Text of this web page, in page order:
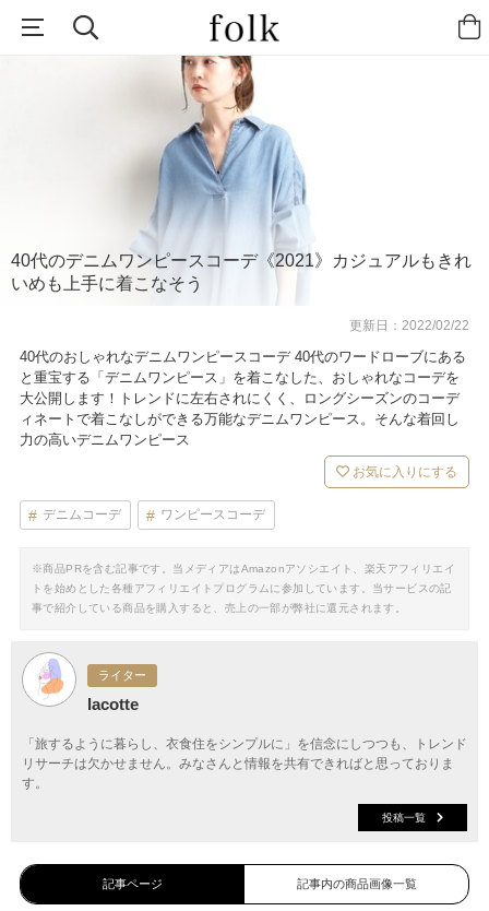
40代のデニムワンピースコーデ《2021》カジュアルもきれ
いめも上手に着こなそう
更新日：2022/02/22
40代のおしゃれなデニムワンピースコーデ 40代のワードローブにある
と重宝する「デニムワンピース」を着こなした、おしゃれなコーデを
大公開します！トレンドに左右されにくく、ロングシーズンのコーデ
ィネートで着こなしができる万能なデニムワンピース。そんな着回し
力の高いデニムワンピース
お気に入りにする
デニムコーデ ワンピースコーデ
※商品PRを含む記事です。当メディアはAmazonアソシエイト、楽天アフィリエイ
トを始めとした各種アフィリエイトプログラムに参加しています。当サービスの記
事で紹介している商品を購入すると、売上の一部が弊社に還元されます。
ライター
lacotte
「旅するように暮らし、衣食住をシンプルに」を信念にしつつも、トレンド
リサーチは欠かせません。みなさんと情報を共有できればと思っておりま
す。
投稿一覧
記事ページ 記事内の商品画像一覧